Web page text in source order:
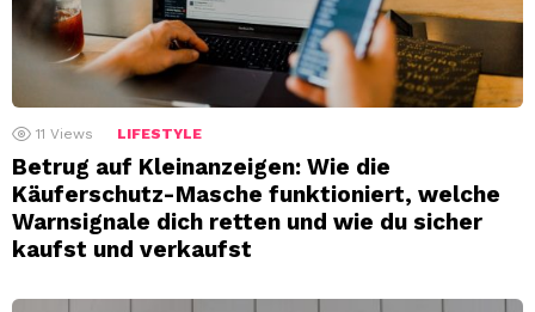
11 Views LIFESTYLE
Betrug auf Kleinanzeigen: Wie die
Käuferschutz-Masche funktioniert, welche
Warnsignale dich retten und wie du sicher
kaufst und verkaufst